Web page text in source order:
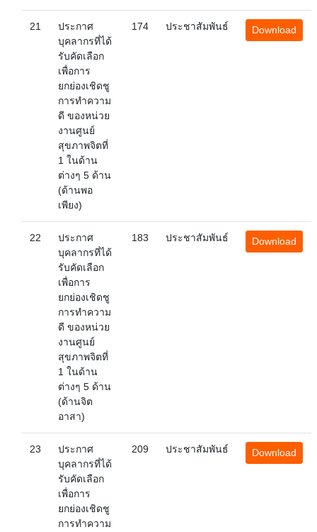
21
ประกาศ
บุคลากรที่ได้
รับคัดเลือก
เพื่อการ
ยกย่องเชิดชู
การทำความ
ดี ของหน่วย
งานศูนย์
สุขภาพจิตที่
1 ในด้าน
ต่างๆ 5 ด้าน
(ด้านพอ
เพียง)
174 ประชาสัมพันธ์ Download
22
ประกาศ
บุคลากรที่ได้
รับคัดเลือก
เพื่อการ
ยกย่องเชิดชู
การทำความ
ดี ของหน่วย
งานศูนย์
สุขภาพจิตที่
1 ในด้าน
ต่างๆ 5 ด้าน
(ด้านจิต
อาสา)
183 ประชาสัมพันธ์ Download
23
ประกาศ
บุคลากรที่ได้
รับคัดเลือก
เพื่อการ
ยกย่องเชิดชู
การทำความ
209 ประชาสัมพันธ์ Download